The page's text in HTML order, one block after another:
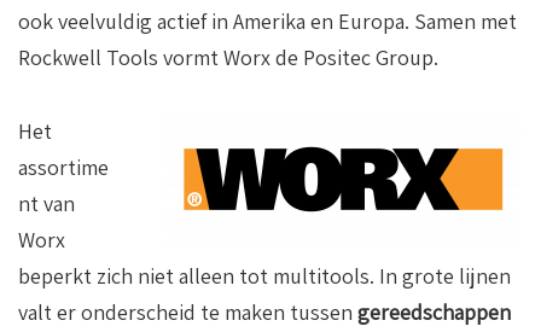
ook veelvuldig actief in Amerika en Europa. Samen met
Rockwell Tools vormt Worx de Positec Group.
Het
assortime
nt van
Worx
beperkt zich niet alleen tot multitools. In grote lijnen
valt er onderscheid te maken tussen gereedschappen